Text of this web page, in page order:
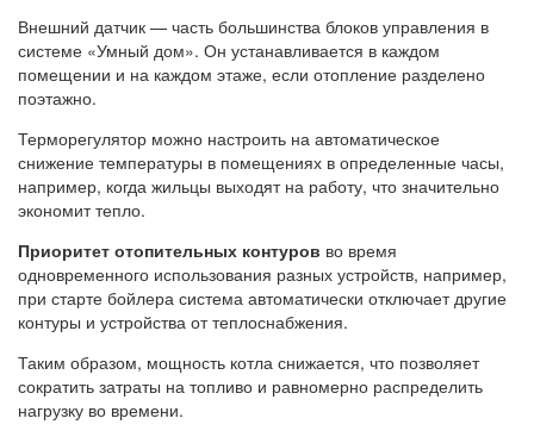
Внешний датчик — часть большинства блоков управления в
системе «Умный дом». Он устанавливается в каждом
помещении и на каждом этаже, если отопление разделено
поэтажно.
Терморегулятор можно настроить на автоматическое
снижение температуры в помещениях в определенные часы,
например, когда жильцы выходят на работу, что значительно
экономит тепло.
Приоритет отопительных контуров во время
одновременного использования разных устройств, например,
при старте бойлера система автоматически отключает другие
контуры и устройства от теплоснабжения.
Таким образом, мощность котла снижается, что позволяет
сократить затраты на топливо и равномерно распределить
нагрузку во времени.